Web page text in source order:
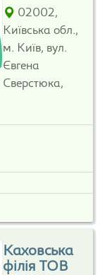
02002,
Київська обл.,
м. Київ, вул.
Євгена
Сверстюка,
Каховська
філія ТОВ